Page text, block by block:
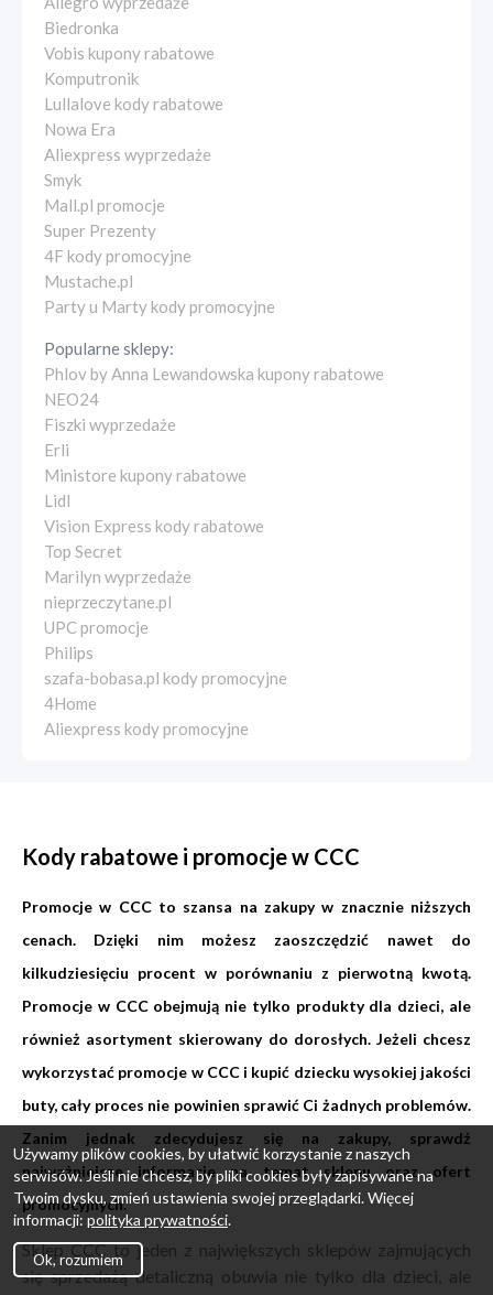
Biedronka
Vobis kupony rabatowe
Komputronik
Lullalove kody rabatowe
Nowa Era
Aliexpress wyprzedaże
Smyk
Mall.pl promocje
Super Prezenty
4F kody promocyjne
Mustache.pl
Party u Marty kody promocyjne
Popularne sklepy:
Phlov by Anna Lewandowska kupony rabatowe
NEO24
Fiszki wyprzedaże
Erli
Ministore kupony rabatowe
Lidl
Vision Express kody rabatowe
Top Secret
Marilyn wyprzedaże
nieprzeczytane.pl
UPC promocje
Philips
szafa-bobasa.pl kody promocyjne
4Home
Aliexpress kody promocyjne
Kody rabatowe i promocje w CCC
Promocje w CCC to szansa na zakupy w znacznie niższych
cenach. Dzięki nim możesz zaoszczędzić nawet do
kilkudziesięciu procent w porównaniu z pierwotną kwotą.
Promocje w CCC obejmują nie tylko produkty dla dzieci, ale
również asortyment skierowany do dorosłych. Jeżeli chcesz
wykorzystać promocje w CCC i kupić dziecku wysokiej jakości
buty, cały proces nie powinien sprawić Ci żadnych problemów.
Zanim jednak zdecydujesz się na zakupy, sprawdź
najważniejsze informacje na temat sklepu oraz ofert
promocyjnych.
Sklep CCC to jeden z największych sklepów zajmujących
się sprzedażą detaliczną obuwia nie tylko dla dzieci, ale
Używamy plików cookies, by ułatwić korzystanie z naszych
serwisów. Jeśli nie chcesz, by pliki cookies były zapisywane na
Twoim dysku, zmień ustawienia swojej przeglądarki. Więcej
informacji: polityka prywatności.
Ok, rozumiem